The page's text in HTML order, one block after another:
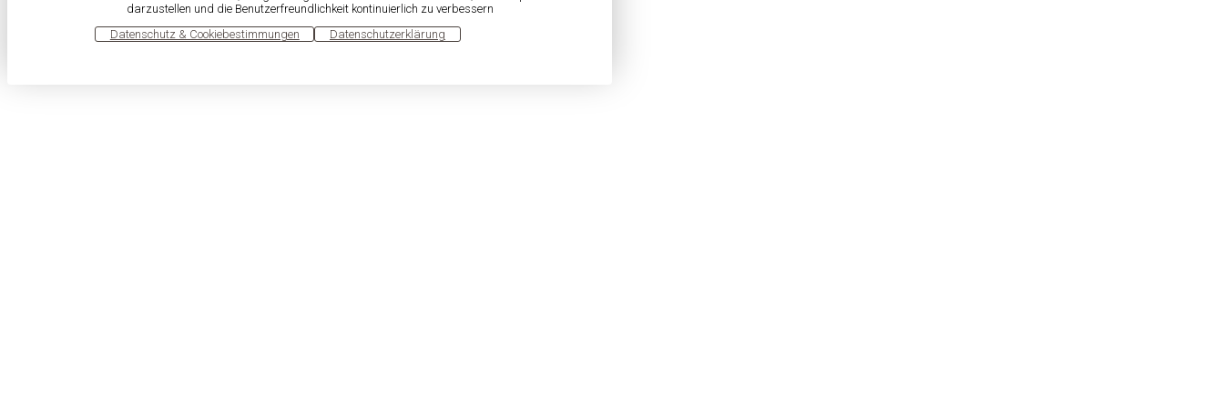
darzustellen und die Benutzerfreundlichkeit kontinuierlich zu verbessern
Datenschutz & Cookiebestimmungen Datenschutzerklärung